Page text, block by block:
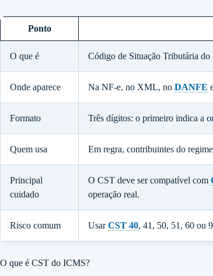
Ponto
O que é Código de Situação Tributária
Onde aparece Na NF-e, no XML, no DANFE
Formato Três dígitos: o primeiro indica a
Quem usa Em regra, contribuintes do
Principal
cuidado
O CST deve ser compatível com
operação real.
Risco comum UsarCST 40, 41, 50, 51, 60 ou
O que é CST do ICMS?